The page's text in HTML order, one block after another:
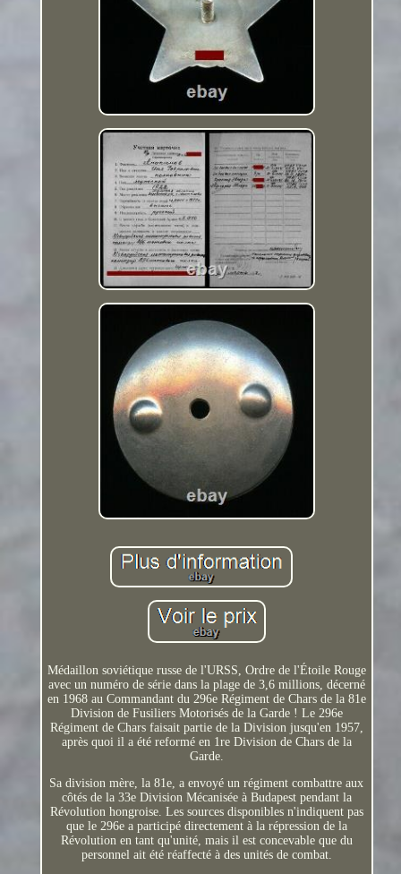
Médaillon soviétique russe de l'URSS, Ordre de l'Étoile Rouge
avec un numéro de série dans la plage de 3,6 millions, décerné
en 1968 au Commandant du 296e Régiment de Chars de la 81e
Division de Fusiliers Motorisés de la Garde ! Le 296e
Régiment de Chars faisait partie de la Division jusqu'en 1957,
après quoi il a été reformé en 1re Division de Chars de la
Garde.
Sa division mère, la 81e, a envoyé un régiment combattre aux
côtés de la 33e Division Mécanisée à Budapest pendant la
Révolution hongroise. Les sources disponibles n'indiquent pas
que le 296e a participé directement à la répression de la
Révolution en tant qu'unité, mais il est concevable que du
personnel ait été réaffecté à des unités de combat.